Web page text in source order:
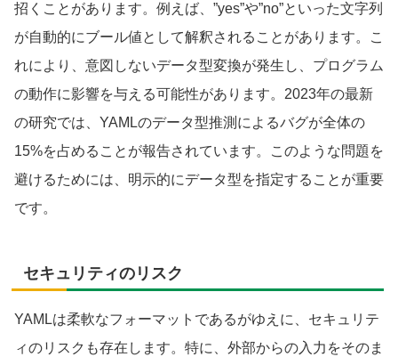
招くことがあります。例えば、”yes”や”no”といった文字列
が自動的にブール値として解釈されることがあります。こ
れにより、意図しないデータ型変換が発生し、プログラム
の動作に影響を与える可能性があります。2023年の最新
の研究では、YAMLのデータ型推測によるバグが全体の
15%を占めることが報告されています。このような問題を
避けるためには、明示的にデータ型を指定することが重要
です。
セキュリティのリスク
YAMLは柔軟なフォーマットであるがゆえに、セキュリテ
ィのリスクも存在します。特に、外部からの入力をそのま